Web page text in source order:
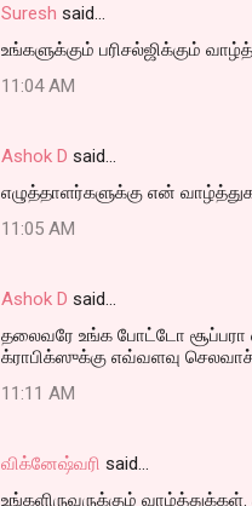
Suresh said…
உங்களுக்கும் பரிசல்ஜிக்கும்
11:04 AM
Ashok D said…
எழுத்தாளர்களுக்கு என்
11:05 AM
Ashok D said…
தலைவரே உங்க போட்டோ சூப்பரா
க்ராபிக்ஸுக்கு எவ்வளவு
11:11 AM
விக்னேஷ்வரி said…
உங்களிருவருக்கும் வாழ்த்துக்கள்.